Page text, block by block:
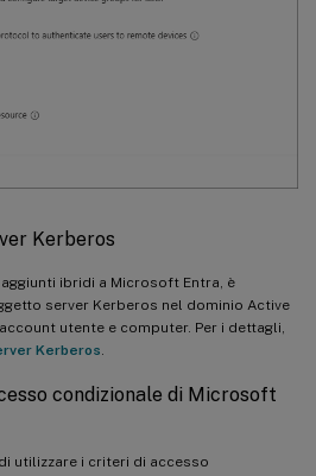
Kerberos
ibridi a Microsoft Entra, è
server Kerberos nel dominio Active
utente e computer. Per i dettagli,
Kerberos.
condizionale di Microsoft
utilizzare i criteri di accesso